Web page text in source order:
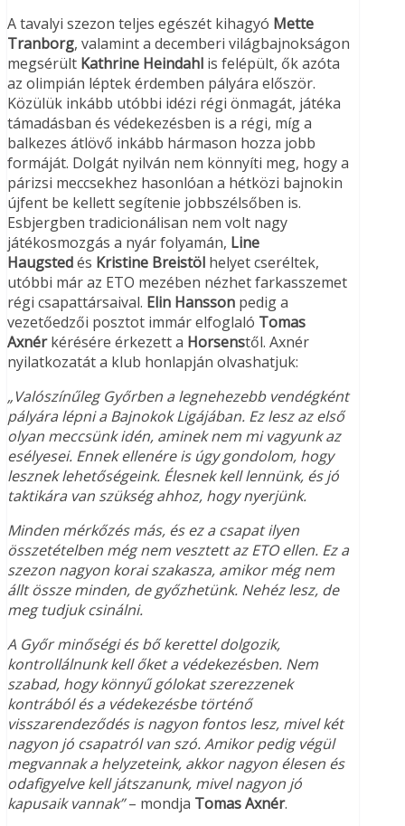
A tavalyi szezon teljes egészét kihagyó Mette
Tranborg, valamint a decemberi világbajnokságon
megsérült Kathrine Heindahl is felépült, ők azóta
az olimpián léptek érdemben pályára először.
Közülük inkább utóbbi idézi régi önmagát, játéka
támadásban és védekezésben is a régi, míg a
balkezes átlövő inkább hármason hozza jobb
formáját. Dolgát nyilván nem könnyíti meg, hogy a
párizsi meccsekhez hasonlóan a hétközi bajnokin
újfent be kellett segítenie jobbszélsőben is.
Esbjergben tradicionálisan nem volt nagy
játékosmozgás a nyár folyamán, Line
Haugstedés Kristine Breistöl helyet cseréltek,
utóbbi már az ETO mezében nézhet farkasszemet
régi csapattársaival. Elin Hansson pedig a
vezetőedzői posztot immár elfoglaló Tomas
Axnérkérésére érkezett a Horsenstől. Axnér
nyilatkozatát a klub honlapján olvashatjuk:
„Valószínűleg Győrben a legnehezebb vendégként
pályára lépni a Bajnokok Ligájában. Ez lesz az első
olyan meccsünk idén, aminek nem mi vagyunk az
esélyesei. Ennek ellenére is úgy gondolom, hogy
lesznek lehetőségeink. Élesnek kell lennünk, és jó
taktikára van szükség ahhoz, hogy nyerjünk.
Minden mérkőzés más, és ez a csapat ilyen
összetételben még nem vesztett az ETO ellen. Ez a
szezon nagyon korai szakasza, amikor még nem
állt össze minden, de győzhetünk. Nehéz lesz, de
meg tudjuk csinálni.
A Győr minőségi és bő kerettel dolgozik,
kontrollálnunk kell őket a védekezésben. Nem
szabad, hogy könnyű gólokat szerezzenek
kontrából és a védekezésbe történő
visszarendeződés is nagyon fontos lesz, mivel két
nagyon jó csapatról van szó. Amikor pedig végül
megvannak a helyzeteink, akkor nagyon élesen és
odafigyelve kell játszanunk, mivel nagyon jó
kapusaik vannak”– mondja Tomas Axnér.